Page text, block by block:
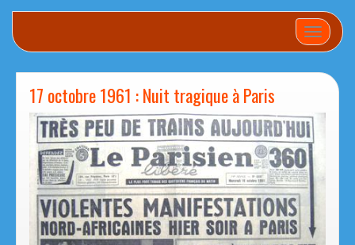
17 octobre 1961 : Nuit tragique à Paris